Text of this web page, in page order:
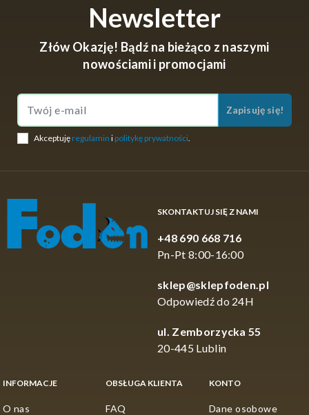
Newsletter
Złów Okazję! Bądź na bieżąco z naszymi
nowościami i promocjami
Zapisuję się!
Akceptuję regulamin i politykę prywatności
SKONTAKTUJ SIĘ Z NAMI
+48 690 668 716
Pn-Pt 8:00-16:00
sklep@sklepfoden.pl
Odpowiedź do 24H
ul. Zemborzycka 55
20-445 Lublin
INFORMACJE
O nas
OBSŁUGA KLIENTA
FAQ
KONTO
Dane osobowe